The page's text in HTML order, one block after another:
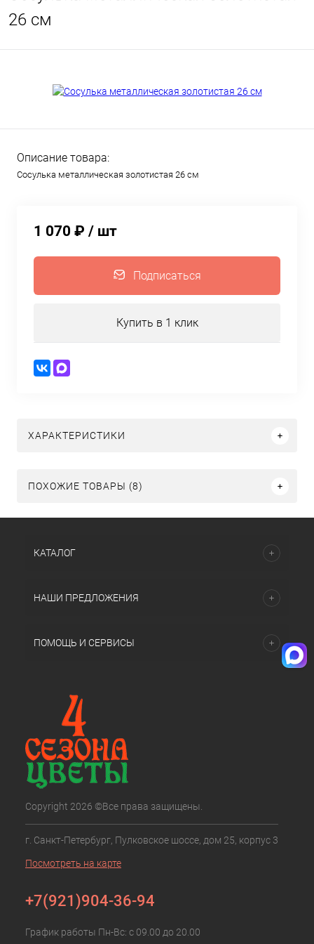
26 см
Описание товара:
Сосулька металлическая золотистая 26 см
1 070 ₽ / шт
Подписаться
Купить в 1 клик
ХАРАКТЕРИСТИКИ
ПОХОЖИЕ ТОВАРЫ (8)
КАТАЛОГ
НАШИ ПРЕДЛОЖЕНИЯ
ПОМОЩЬ И СЕРВИСЫ
Copyright 2026 ©Все права защищены.
г. Санкт-Петербург, Пулковское шоссе, дом 25, корпус 3
Посмотреть на карте
+7(921)904-36-94
График работы Пн-Вс: с 09.00 до 20.00